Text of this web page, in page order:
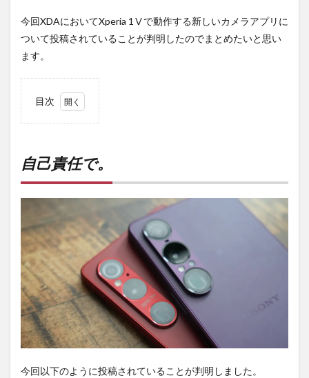
今回XDAにおいてXperia 1Ⅴで動作する新しいカメラアプリに
ついて投稿されていることが判明したのでまとめたいと思い
ます。
目次
で。
ち時
間不
要の
オン
ライ
ンシ
ョッ
プが
おす
す
自己責任で。
今回以下のように投稿されていることが判明しました。